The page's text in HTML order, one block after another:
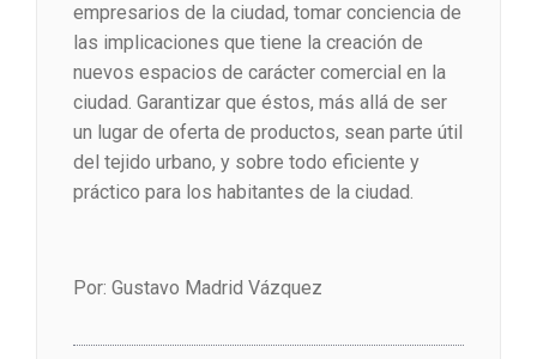
empresarios de la ciudad, tomar conciencia de
las implicaciones que tiene la creación de
nuevos espacios de carácter comercial en la
ciudad. Garantizar que éstos, más allá de ser
un lugar de oferta de productos, sean parte útil
del tejido urbano, y sobre todo eficiente y
práctico para los habitantes de la ciudad.
Por: Gustavo Madrid Vázquez